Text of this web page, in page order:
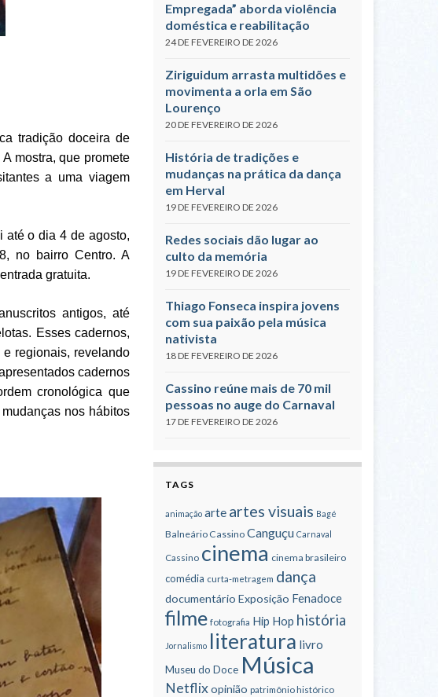
tradição doceira de
mostra, que promete
a uma viagem
até o dia 4 de agosto,
no bairro Centro. A
gratuita.
antigos, até
Esses cadernos,
regionais, revelando
cadernos
cronológica que
nos hábitos
Empregada” aborda violência
doméstica e reabilitação
24 DE FEVEREIRO DE 2026
Ziriguidum arrasta multidões e
movimenta a orla em São
Lourenço
20 DE FEVEREIRO DE 2026
História de tradições e
mudanças na prática da dança
em Herval
19 DE FEVEREIRO DE 2026
Redes sociais dão lugar ao
culto da memória
19 DE FEVEREIRO DE 2026
Thiago Fonseca inspira jovens
com sua paixão pela música
nativista
18 DE FEVEREIRO DE 2026
Cassino reúne mais de 70 mil
pessoas no auge do Carnaval
17 DE FEVEREIRO DE 2026
TAGS
animação arte artes visuais Bagé
Balneário Cassino Canguçu Carnaval
Cassino cinema cinema brasileiro
comédia curta-metragem dança
documentário Exposição Fenadoce
filme fotografia Hip Hop história
Jornalismo literatura livro
Museu do Doce Música
Netflixopinião patrimônio histórico